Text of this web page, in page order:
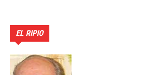
EL RIPIO